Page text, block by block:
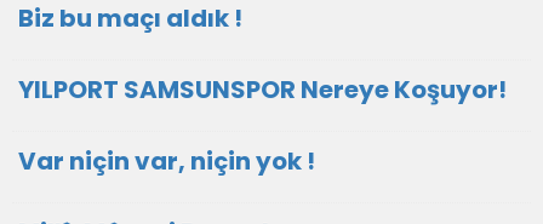
Biz bu maçı aldık !
YILPORT SAMSUNSPOR Nereye Koşuyor!
Var niçin var, niçin yok !